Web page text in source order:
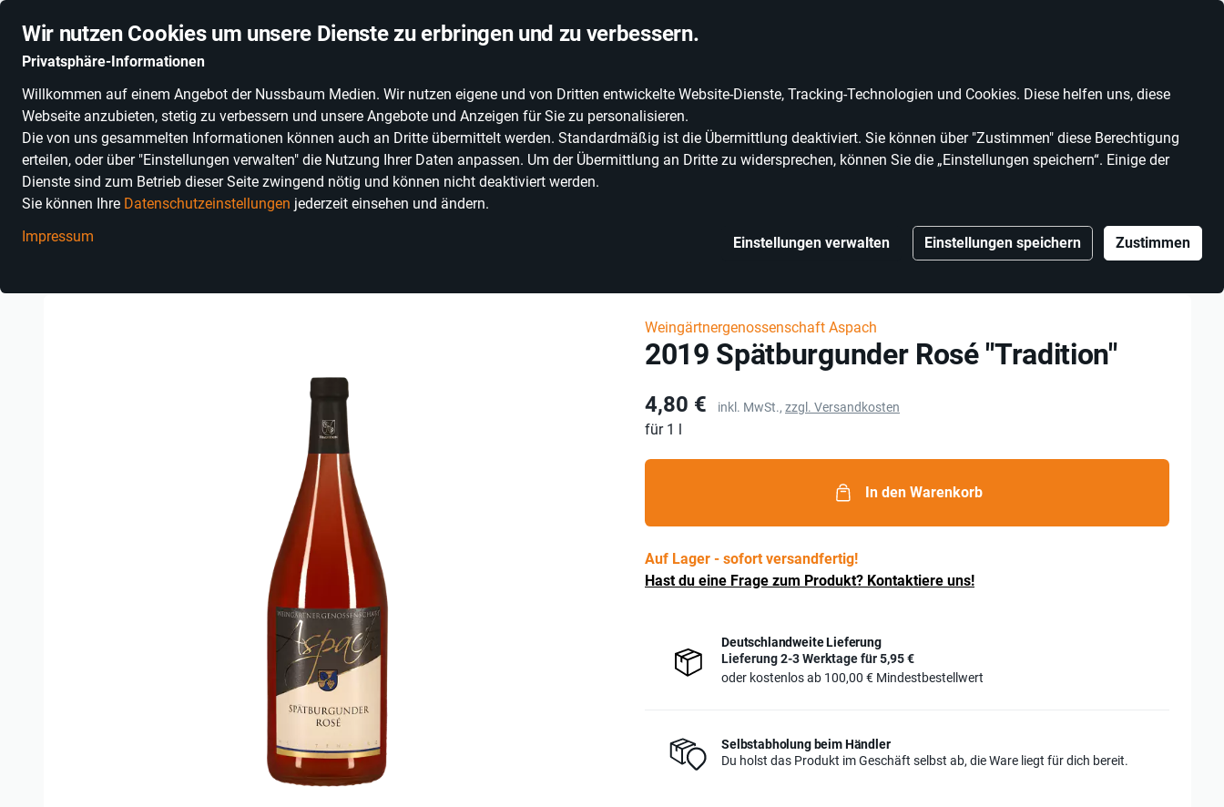
Wir nutzen Cookies um unsere Dienste zu erbringen und zu verbessern.
Privatsphäre-Informationen
Willkommen auf einem Angebot der Nussbaum Medien. Wir nutzen eigene und von Dritten entwickelte Website-Dienste, Tracking-Technologien und Cookies. Diese helfen uns, diese
Webseite anzubieten, stetig zu verbessern und unsere Angebote und Anzeigen für Sie zu personalisieren.
Die von uns gesammelten Informationen können auch an Dritte übermittelt werden. Standardmäßig ist die Übermittlung deaktiviert. Sie können über "Zustimmen" diese Berechtigung
erteilen, oder über "Einstellungen verwalten" die Nutzung Ihrer Daten anpassen. Um der Übermittlung an Dritte zu widersprechen, können Sie die „Einstellungen speichern“. Einige der
Dienste sind zum Betrieb dieser Seite zwingend nötig und können nicht deaktiviert werden.
Sie können Ihre Datenschutzeinstellungen jederzeit einsehen und ändern.
Impressum
Einstellungen verwalten Einstellungen speichern Zustimmen
PRODUKTKATEGORIEN SONNENGLAS® ALKOHOLFREIE WEINE ERLEBNISWELT WEINWELT
Weingärtnergenossenschaft Aspach
2019 Spätburgunder Rosé "Tradition"
Preis
4,80 € inkl. MwSt., zzgl. Versandkosten
für 1 l
In den Warenkorb
Auf Lager - sofort versandfertig!
Hast du eine Frage zum Produkt? Kontaktiere uns!
Deutschlandweite Lieferung
Lieferung 2-3 Werktage für5,95 €
oder kostenlos ab 100,00 € Mindestbestellwert
Selbstabholung beim Händler
Du holst das Produkt im Geschäft selbst ab, die Ware liegt für dich bereit.